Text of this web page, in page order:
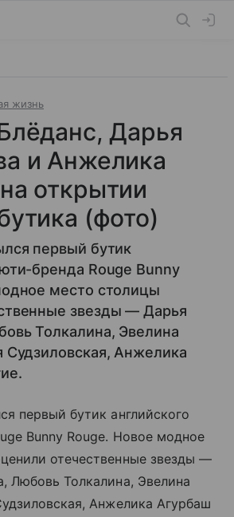
жизнь
Дарья
и Анжелика
открытии
(фото)
первый бутик
бренда Rouge Bunny
место столицы
звезды — Дарья
Толкалина, Эвелина
Судзиловская, Анжелика
первый бутик английского
Bunny Rouge. Новое модное
отечественные звезды —
Любовь Толкалина, Эвелина
Анжелика Агурбаш